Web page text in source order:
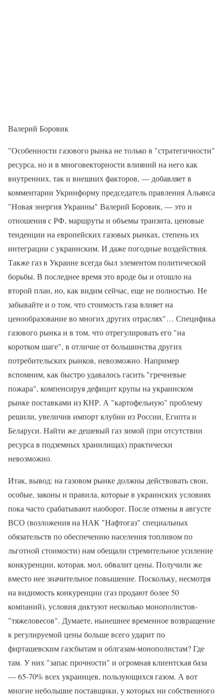
Валерий Боровик
"Особенности газового рынка не только в "стратегичности"
ресурса, но и в многовекторности влияний на него как
внутренних, так и внешних факторов, — добавляет в
комментарии Укринформу председатель правления Альянса
"Новая энергия Украины" Валерий Боровик, — это и
отношения с РФ, маршруты и объемы транзита, ценовые
тенденции на европейских газовых рынках, степень их
интеграции с украинским. И даже погодные воздействия.
Также газ в Украине всегда был элементом политической
борьбы. В последнее время это вроде бы и отошло на
второй план, но, как видим сейчас, еще не полностью. Не
забывайте и о том, что стоимость газа влияет на
ценообразование во многих других отраслях"… Специфика
газового рынка и в том, что отрегулировать его "на
коротком шаге", в отличие от большинства других
потребительских рынков, невозможно. Например
вспомним, как быстро удавалось гасить "гречневые
пожара", компенсируя дефицит крупы на украинском
рынке поставками из КНР. А "картофельную" проблему
решили, увеличив импорт клубни из России, Египта и
Беларуси. Найти же дешевый газ зимой (при отсутствии
ресурса в подземных хранилищах) практически
невозможно.
Итак, вывод: на газовом рынке должны действовать свои,
особые, законы и правила, которые в украинских условиях
пока часто срабатывают наоборот. После отмены в августе
ВСО (возложения на НАК "Нафтогаз" специальных
обязательств по обеспечению населения топливом по
льготной стоимости) нам обещали стремительное усиление
конкуренции, которая, мол, обвалит цены. Получили же
вместо нее значительное повышение. Поскольку, несмотря
на видимость конкуренции (газ продают более 50
компаний), условия диктуют несколько монополистов-
"тяжеловесов". Думаете, нынешнее временное возвращение
к регулируемой цены больше всего ударит по
фирташевским газсбытам и ​​облгазам-монополистам? Где
там. У них "запас прочности" и огромная клиентская база
— 65-70% всех украинцев, пользующихся газом. А вот
многие небольшие поставщики, у которых ни собственного